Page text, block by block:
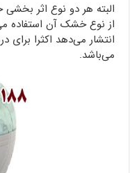
البته هر دو نوع اثر
از نوع خشک آن استفاده
انتشار می‌دهد اکثرا برای
می‌باشد.